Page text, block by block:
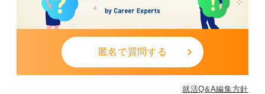
匿名で質問する
就活Q&A編集方針